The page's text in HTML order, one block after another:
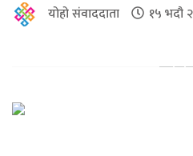
योहो संवाददाता १५ भदौ